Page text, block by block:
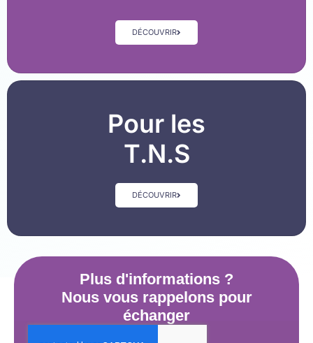
DÉCOUVRIR
Pour les
T.N.S
DÉCOUVRIR
Plus d'informations ?
Nous vous rappelons pour
échanger